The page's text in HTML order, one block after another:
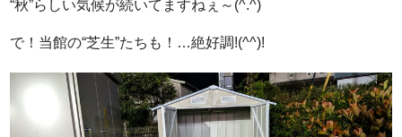
“秋”らしい気候が続いてますねぇ～(^.^)
で！当館の“芝生”たちも！…絶好調!(^^)!